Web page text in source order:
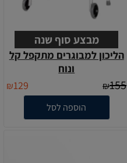
מבצע סוף שנה
הליכון למבוגרים מתקפל קל
ונוח
₪155
₪129
הוספה לסל